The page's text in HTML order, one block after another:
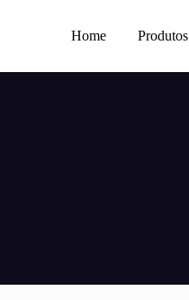
Home Produtos